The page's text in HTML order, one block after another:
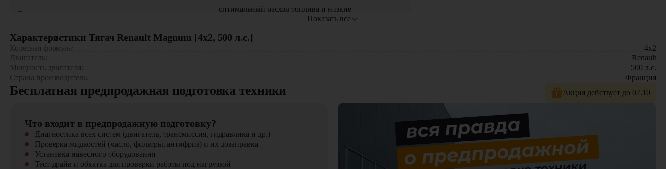
Экономичность
оптимальный расход топлива и низкие
эксплуатационные затраты
Престиж
Renault Magnum является узнаваемым и
Где применяется Тягач Renault Magnum [4x2, 500 л.с.]?
Для международных и междугородних грузоперевозок
В промышленности для перевозки оборудования и сырья
В строительной сфере для доставки стройматериалов
Для корпоративных автопарков с большими объемами перевозок
Покупка этого тягача – это выбор в пользу мощности, комфорта и надежности. Тягач Renault Magnum [4x2, 500 л.с.] создан для длительной работы без перебоев, обеспечивает
Показать все
Характеристики Тягач Renault Magnum [4x2, 500 л.с.]
Колёсная формула:
4x2
Двигатель:
Renault
Мощность двигателя:
500 л.с.
Страна производитель:
Франция
Бесплатная предпродажная подготовка техники Акция действует до 07.10
Что входит в предпродажную подготовку?
Диагностика всех систем (двигатель, трансмиссия, гидравлика и др.)
Проверка жидкостей (масло, фильтры, антифриз) и их дозаправка
Установка навесного оборудования
Тест-драйв и обкатка для проверки работы под нагрузкой